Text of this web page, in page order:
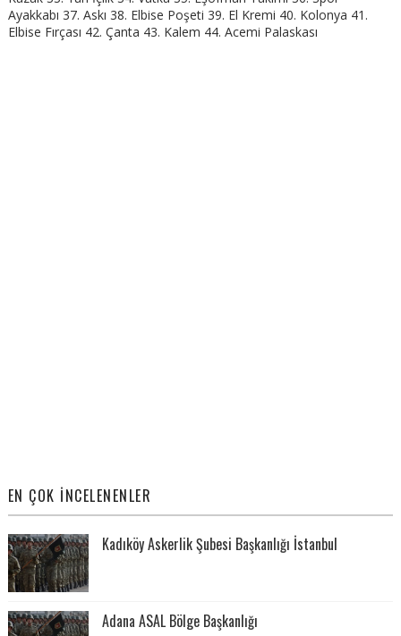
Ayakkabı 37. Askı 38. Elbise Poşeti 39. El Kremi 40. Kolonya 41.
Elbise Fırçası 42. Çanta 43. Kalem 44. Acemi Palaskası
EN ÇOK İNCELENENLER
Kadıköy Askerlik Şubesi Başkanlığı İstanbul
Adana ASAL Bölge Başkanlığı